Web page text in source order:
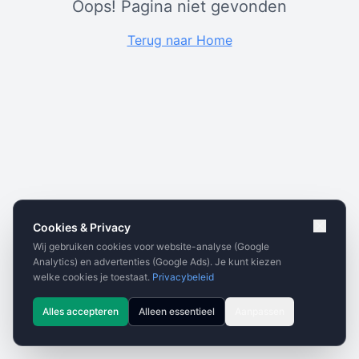
Oops! Pagina niet gevonden
Terug naar Home
Cookies & Privacy
Wij gebruiken cookies voor website-analyse (Google
Analytics) en advertenties (Google Ads). Je kunt kiezen
welke cookies je toestaat. Privacybeleid
Alles accepteren Alleen essentieel